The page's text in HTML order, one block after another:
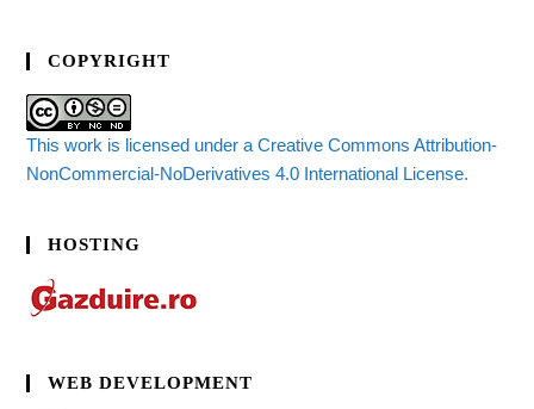
COPYRIGHT
This work is licensed under a Creative Commons Attribution-
NonCommercial-NoDerivatives 4.0 International License.
HOSTING
WEB DEVELOPMENT